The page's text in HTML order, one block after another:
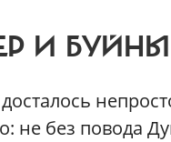
И
не без повода